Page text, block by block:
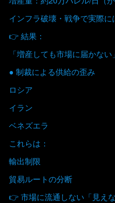
インフラ破壊・戦争で実際
👉 結果：
「増産しても市場に届かな
● 制裁による供給の歪み
ロシア
イラン
ベネズエラ
これらは：
輸出制限
貿易ルートの分断
👉 市場に流通しない「見え